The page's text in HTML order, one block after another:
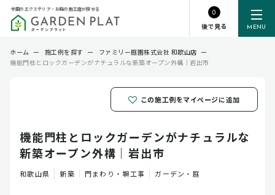
MENU
全国のエクステリア・お庭の施工店が探せる
0
後で見る
ホーム ー 施工例を探す ー ファミリー庭園株式会社 和歌山店 ー
機能門柱とロックガーデンがナチュラルな新築オープン外構｜岩出市
この施工例をマイページに追加
機能門柱とロックガーデンがナチュラルな
新築オープン外構｜岩出市
和歌山県 新築 門まわり・塀工事 ガーデン・庭